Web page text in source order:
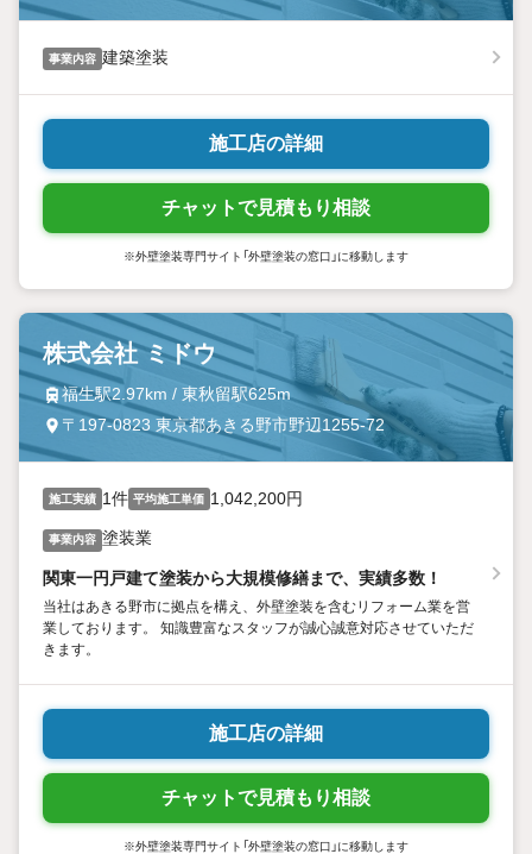
事業内容 建築塗装
施工店の詳細
チャットで見積もり相談
※外壁塗装専門サイト「外壁塗装の窓口」に移動します
株式会社 ミドウ
福生駅2.97km / 東秋留駅625m
〒197-0823 東京都あきる野市野辺1255-72
施工実績 1件 平均施工単価 1,042,200円
事業内容 塗装業
関東一円戸建て塗装から大規模修繕まで、実績多数！
当社はあきる野市に拠点を構え、外壁塗装を含むリフォーム業を営
業しております。 知識豊富なスタッフが誠心誠意対応させていただ
きます。
施工店の詳細
チャットで見積もり相談
※外壁塗装専門サイト「外壁塗装の窓口」に移動します